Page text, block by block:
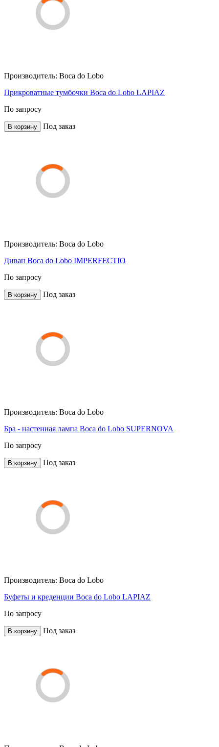
Производитель: Boca do Lobo
Прикроватные тумбочки Boca do Lobo LAPIAZ
По запросу
В корзину Под заказ
Производитель: Boca do Lobo
Диван Boca do Lobo IMPERFECTIO
По запросу
В корзину Под заказ
Производитель: Boca do Lobo
Бра - настенная лампа Boca do Lobo SUPERNOVA
По запросу
В корзину Под заказ
Производитель: Boca do Lobo
Буфеты и креденции Boca do Lobo LAPIAZ
По запросу
В корзину Под заказ